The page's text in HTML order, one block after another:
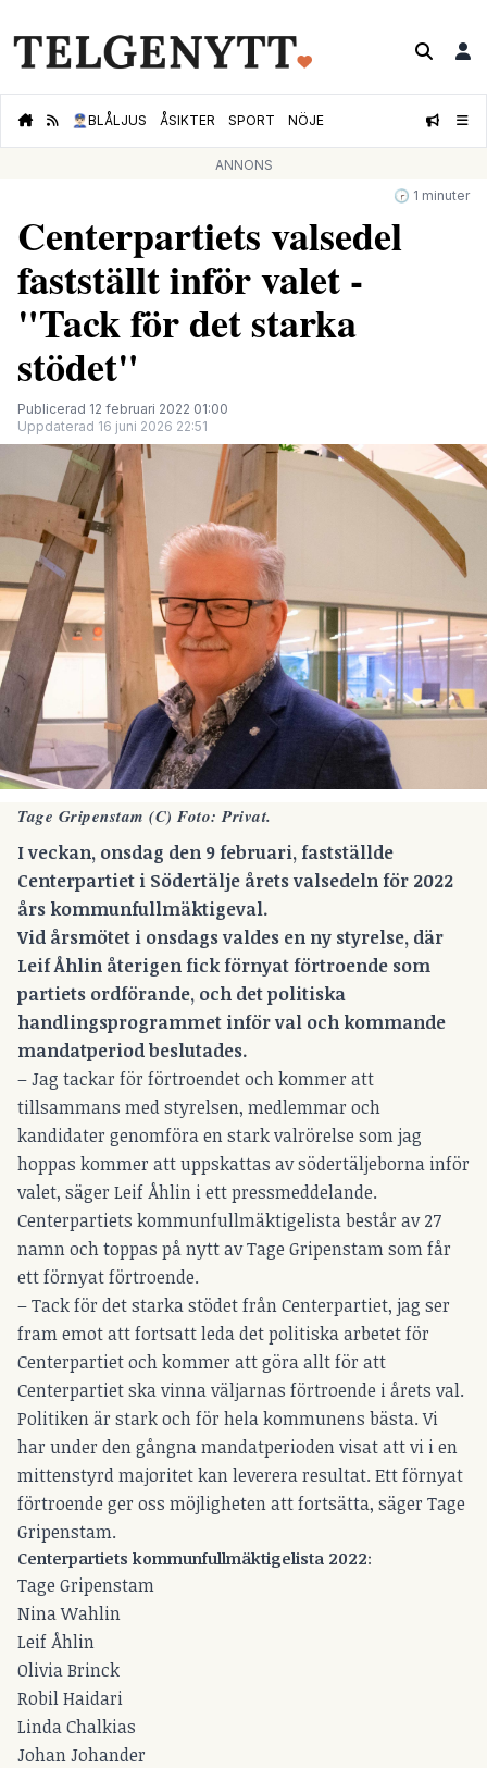
👮🏻‍♂️BLÅLJUS ÅSIKTER SPORT NÖJE
ANNONS
🕝 1 minuter
Centerpartiets valsedel
fastställt inför valet -
"Tack för det starka
stödet"
Publicerad 12 februari 2022 01:00
Uppdaterad 16 juni 2026 22:51
Tage Gripenstam (C) Foto: Privat.
I veckan, onsdag den 9 februari, fastställde
Centerpartiet i Södertälje årets valsedeln för 2022
års kommunfullmäktigeval.
Vid årsmötet i onsdags valdes en ny styrelse, där
Leif Åhlin återigen fick förnyat förtroende som
partiets ordförande, och det politiska
handlingsprogrammet inför val och kommande
mandatperiod beslutades.
– Jag tackar för förtroendet och kommer att
tillsammans med styrelsen, medlemmar och
kandidater genomföra en stark valrörelse som jag
hoppas kommer att uppskattas av södertäljeborna inför
valet, säger Leif Åhlin i ett pressmeddelande.
Centerpartiets kommunfullmäktigelista består av 27
namn och toppas på nytt av Tage Gripenstam som får
ett förnyat förtroende.
– Tack för det starka stödet från Centerpartiet, jag ser
fram emot att fortsatt leda det politiska arbetet för
Centerpartiet och kommer att göra allt för att
Centerpartiet ska vinna väljarnas förtroende i årets val.
Politiken är stark och för hela kommunens bästa. Vi
har under den gångna mandatperioden visat att vi i en
mittenstyrd majoritet kan leverera resultat. Ett förnyat
förtroende ger oss möjligheten att fortsätta, säger Tage
Gripenstam.
Centerpartiets kommunfullmäktigelista 2022:
Tage Gripenstam
Nina Wahlin
Leif Åhlin
Olivia Brinck
Robil Haidari
Linda Chalkias
Johan Johander